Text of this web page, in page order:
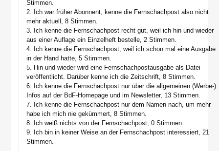
Stimmen.
2. Ich war früher Abonnent, kenne die Fernschachpost also nicht
mehr aktuell, 8 Stimmen.
3. Ich kenne die Fernschachpost recht gut, weil ich hin und wieder
aus einer Auflage ein Einzelheft bestelle, 2 Stimmen.
4. Ich kenne die Fernschachpost, weil ich schon mal eine Ausgabe
in der Hand hatte, 5 Stimmen.
5. Hin und wieder wird eine Fernschachpostausgabe als Datei
veröffentlicht. Darüber kenne ich die Zeitschrift, 8 Stimmen.
6. Ich kenne die Fernschachpost nur über die allgemeinen (Werbe-)
Infos auf der BdF-Homepage und im Newsletter, 13 Stimmen.
7. Ich kenne die Fernschachpost nur dem Namen nach, um mehr
habe ich mich nie gekümmert, 8 Stimmen.
8. Ich weiß nichts von der Fernschachpost, 0 Stimmen.
9. Ich bin in keiner Weise an der Fernschachpost interessiert, 21
Stimmen.